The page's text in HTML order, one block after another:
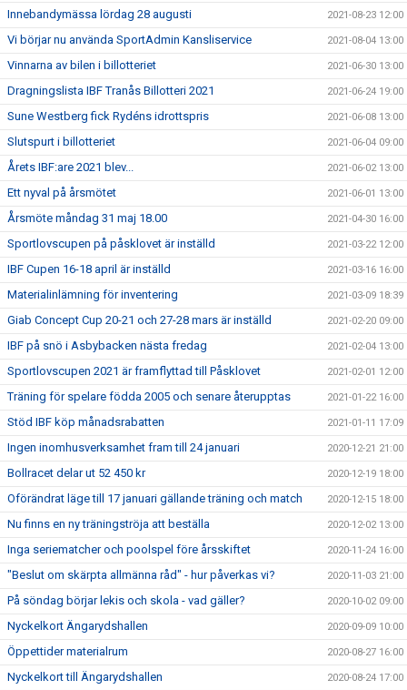
Innebandymässa lördag 28 augusti 2021-08-23 12:00
Vi börjar nu använda SportAdmin Kansliservice 2021-08-04 13:00
Vinnarna av bilen i billotteriet 2021-06-30 13:00
Dragningslista IBF Tranås Billotteri 2021 2021-06-24 19:00
Sune Westberg fick Rydéns idrottspris 2021-06-08 13:00
Slutspurt i billotteriet 2021-06-04 09:00
Årets IBF:are 2021 blev... 2021-06-02 13:00
Ett nyval på årsmötet 2021-06-01 13:00
Årsmöte måndag 31 maj 18.00 2021-04-30 16:00
Sportlovscupen på påsklovet är inställd 2021-03-22 12:00
IBF Cupen 16-18 april är inställd 2021-03-16 16:00
Materialinlämning för inventering 2021-03-09 18:39
Giab Concept Cup 20-21 och 27-28 mars är inställd 2021-02-20 09:00
IBF på snö i Asbybacken nästa fredag 2021-02-04 13:00
Sportlovscupen 2021 är framflyttad till Påsklovet 2021-02-01 12:00
Träning för spelare födda 2005 och senare återupptas 2021-01-22 16:00
Stöd IBF köp månadsrabatten 2021-01-11 17:09
Ingen inomhusverksamhet fram till 24 januari 2020-12-21 21:00
Bollracet delar ut 52 450 kr 2020-12-19 18:00
Oförändrat läge till 17 januari gällande träning och match 2020-12-15 18:00
Nu finns en ny träningströja att beställa 2020-12-02 13:00
Inga seriematcher och poolspel före årsskiftet 2020-11-24 16:00
"Beslut om skärpta allmänna råd" - hur påverkas vi? 2020-11-03 21:00
På söndag börjar lekis och skola - vad gäller? 2020-10-02 09:00
Nyckelkort Ängarydshallen 2020-09-09 10:00
Öppettider materialrum 2020-08-27 16:00
Nyckelkort till Ängarydshallen 2020-08-24 17:00